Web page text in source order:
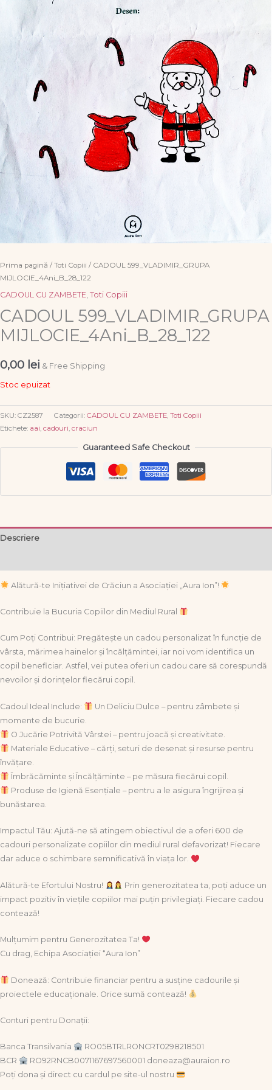
Prima pagină / Toti Copiii / CADOUL 599_VLADIMIR_GRUPA
MIJLOCIE_4Ani_B_28_122
CADOUL CU ZAMBETE, Toti Copiii
CADOUL 599_VLADIMIR_GRUPA
MIJLOCIE_4Ani_B_28_122
0,00 lei & Free Shipping
Stoc epuizat
SKU: CZ2587 Categorii: CADOUL CU ZAMBETE Toti Copiii
Etichete: aai cadouri craciun
Guaranteed Safe Checkout
Descriere
Alătură-te Inițiativei de Crăciun a Asociației „Aura Ion”!
Contribuie la Bucuria Copiilor din Mediul Rural
Cum Poți Contribui: Pregătește un cadou personalizat în funcție de
vârsta, mărimea hainelor și încălțămintei, iar noi vom identifica un
copil beneficiar. Astfel, vei putea oferi un cadou care să corespundă
nevoilor și dorințelor fiecărui copil.
Cadoul Ideal Include:
Un Deliciu Dulce – pentru zâmbete și
momente de bucurie.
O Jucărie Potrivită Vârstei – pentru joacă și creativitate.
Materiale Educative – cărți, seturi de desenat și resurse pentru
învățare.
Îmbrăcăminte și Încălțăminte – pe măsura fiecărui copil.
Produse de Igienă Esențiale – pentru a le asigura îngrijirea și
bunăstarea.
Impactul Tău: Ajută-ne să atingem obiectivul de a oferi 600 de
cadouri personalizate copiilor din mediul rural defavorizat! Fiecare
dar aduce o schimbare semnificativă în viața lor.
Alătură-te Efortului Nostru!
Prin generozitatea ta, poți aduce un
impact pozitiv în viețile copiilor mai puțin privilegiați. Fiecare cadou
contează!
Mulțumim pentru Generozitatea Ta!
Cu drag, Echipa Asociației “Aura Ion”
Donează: Contribuie financiar pentru a susține cadourile și
proiectele educaționale. Orice sumă contează!
Conturi pentru Donații:
Banca Transilvania
RO05BTRLRONCRT0298218501
BCR
RO92RNCB0071167697560001 doneaza@auraion.ro
Poți dona și direct cu cardul pe site-ul nostru